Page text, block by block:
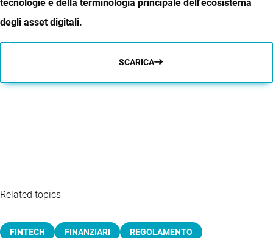
tecnologie e della terminologia principale dell'ecosistema
degli asset digitali.
SCARICA
Related topics
FINTECH FINANZIARI REGOLAMENTO